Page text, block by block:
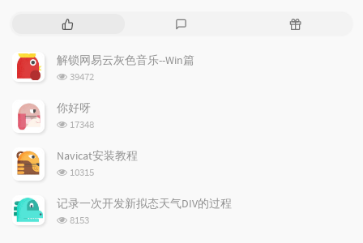
热
文
章
评
论
随
解锁网易云灰色音乐--Win篇
浏览次数:
39472
你好呀
浏览次数:
17348
Navicat安装教程
浏览次数:
10315
记录一次开发新拟态天气DIV的过程
浏览次数:
8153